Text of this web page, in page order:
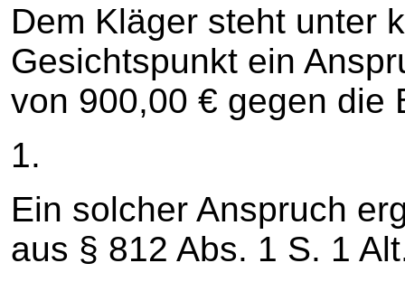
Dem Kläger steht unter
Gesichtspunkt ein
von 900,00 € gegen die
1.
Ein solcher Anspruch
aus § 812 Abs. 1 S. 1